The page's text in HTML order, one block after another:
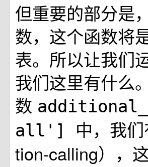
但重要的部分是
数，这个函数将
表。所以让我们
我们这里有什么
数
all'] 中，我
tion-calling），